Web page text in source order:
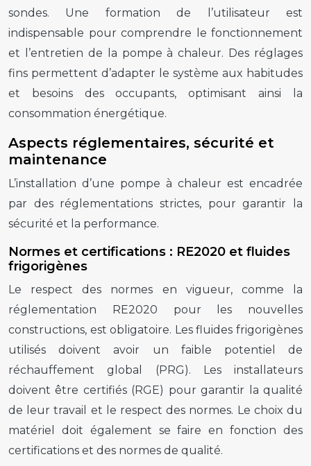
sondes. Une formation de l’utilisateur est
indispensable pour comprendre le fonctionnement
et l’entretien de la pompe à chaleur. Des réglages
fins permettent d’adapter le système aux habitudes
et besoins des occupants, optimisant ainsi la
consommation énergétique.
Aspects réglementaires, sécurité et
maintenance
L’installation d’une pompe à chaleur est encadrée
par des réglementations strictes, pour garantir la
sécurité et la performance.
Normes et certifications : RE2020 et fluides
frigorigènes
Le respect des normes en vigueur, comme la
réglementation RE2020 pour les nouvelles
constructions, est obligatoire. Les fluides frigorigènes
utilisés doivent avoir un faible potentiel de
réchauffement global (PRG). Les installateurs
doivent être certifiés (RGE) pour garantir la qualité
de leur travail et le respect des normes. Le choix du
matériel doit également se faire en fonction des
certifications et des normes de qualité.